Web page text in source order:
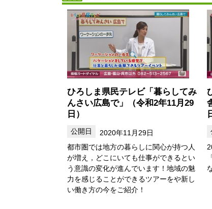
ひろしま県民テレビ「暮らしてみ
んさい広島で」（令和2年11月29
日）
2020年11月29日
都市圏では地方の暮らしに関心が持つ人
が増え，どこにいても仕事ができるとい
う意識の変化が進んでいます！地域の魅
力を感じることができるツアーをや新し
い働き方の今をご紹介！